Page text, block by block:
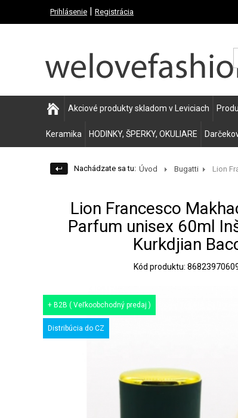
Prihlásenie | Registrácia
Akciové produkty skladom v Leviciach
Keramika HODINKY, ŠPERKY, OKULIARE
Nachádzate sa tu: Úvod Bugatti Lion
Lion Francesco
Parfum unisex 60ml
Kurkdjian
Kód produktu:
+ B2B ( Veľkoobchodný predaj )
Distribúcia do CZ